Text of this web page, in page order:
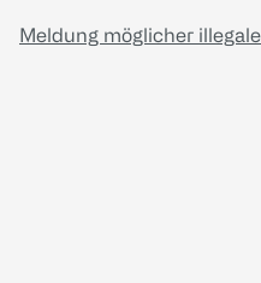
Meldung möglicher